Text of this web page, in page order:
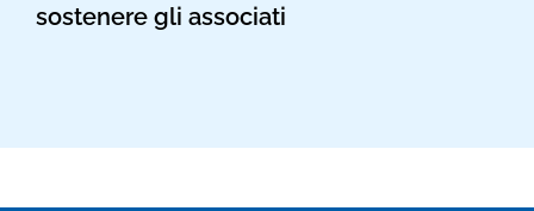
sostenere gli associati